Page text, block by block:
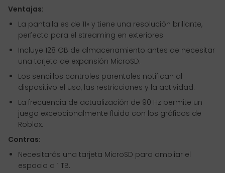
Ventajas:
La pantalla es de 11» y tiene una resolución brillante,
perfecta para el streaming en exteriores.
Incluye 128 GB de almacenamiento antes de necesitar
una tarjeta de expansión MicroSD.
Los sencillos controles parentales notifican al
dispositivo el uso, las restricciones y la actividad.
La frecuencia de actualización de 90 Hz permite un
juego excepcionalmente fluido con los gráficos de
Roblox.
Contras:
Necesitarás una tarjeta MicroSD para ampliar el
espacio a 1 TB.